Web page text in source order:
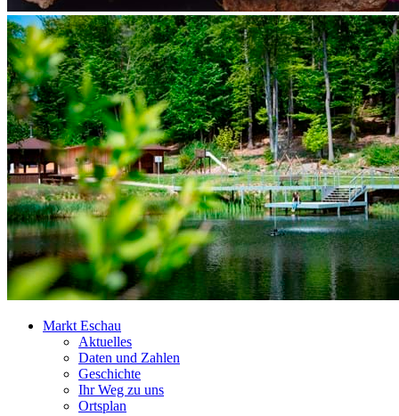
Markt Eschau
Aktuelles
Daten und Zahlen
Geschichte
Ihr Weg zu uns
Ortsplan